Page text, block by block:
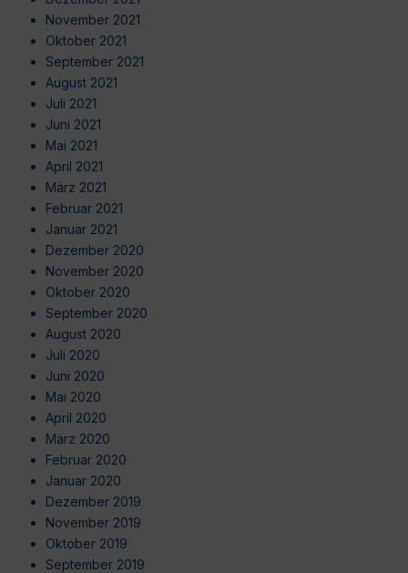
November 2021
Oktober 2021
September 2021
August 2021
Juli 2021
Juni 2021
Mai 2021
April 2021
März 2021
Februar 2021
Januar 2021
Dezember 2020
November 2020
Oktober 2020
September 2020
August 2020
Juli 2020
Juni 2020
Mai 2020
April 2020
März 2020
Februar 2020
Januar 2020
Dezember 2019
November 2019
Oktober 2019
September 2019